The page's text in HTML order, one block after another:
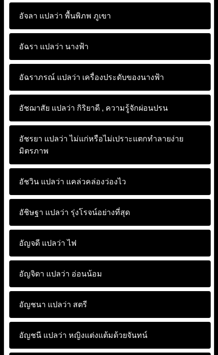
อัจลา แปลว่า พื้นพิภพ ภูเขา
อัฉรา แปลว่า นางฟ้า
อัฉราภรณ์ แปลว่า เครื่องประดับของนางฟ้า
อัชฌาสัย แปลว่า กิริยาดี , ความรู้จักผ่อนปรน
อัชรยา แปลว่า ไม่แก่หรือไม่เปราะแตกทำลายง่าย
มิตรภาพ
อัชวิน แปลว่า แคล่วคล่องว่องไว
อัชิษฐา แปลว่า รุ่งโรจน์อย่างที่สุด
อัญจดี แปลว่า ไฟ
อัญจิดา แปลว่า อ่อนน้อม
อัญชนา แปลว่า สตรี
อัญชนี แปลว่า หญิงแต่งแต้มด้วยจันทน์